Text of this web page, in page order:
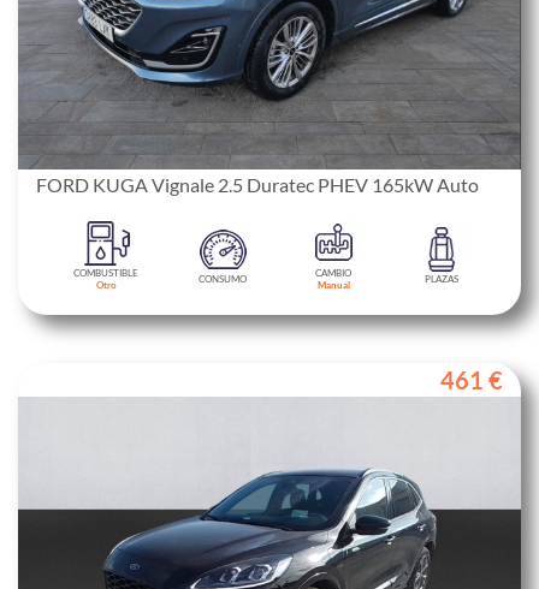
FORD KUGA Vignale 2.5 Duratec PHEV 165kW Auto
COMBUSTIBLE
Otro
CONSUMO
CAMBIO
Manual
PLAZAS
461 €